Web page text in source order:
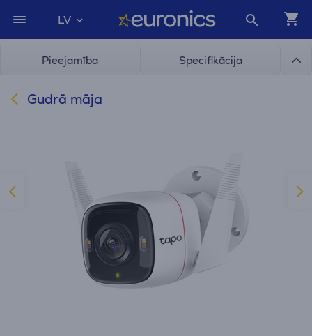
LV
Pieejamība Specifikācija
Gudrā māja